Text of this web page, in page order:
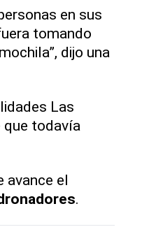
en sus
tomando
dijo una
Las
que todavía
avance el
.